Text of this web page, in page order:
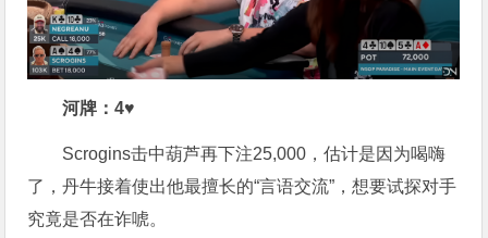
河牌：4♥
Scrogins击中葫芦再下注25,000，估计是因为喝嗨
了，丹牛接着使出他最擅长的“言语交流”，想要试探对手
究竟是否在诈唬。